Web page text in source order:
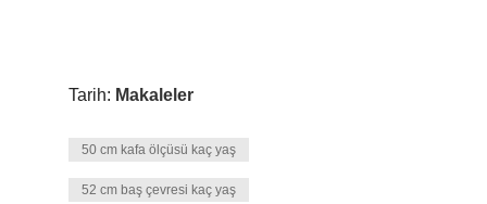
Tarih: Makaleler
50 cm kafa ölçüsü kaç yaş
52 cm baş çevresi kaç yaş